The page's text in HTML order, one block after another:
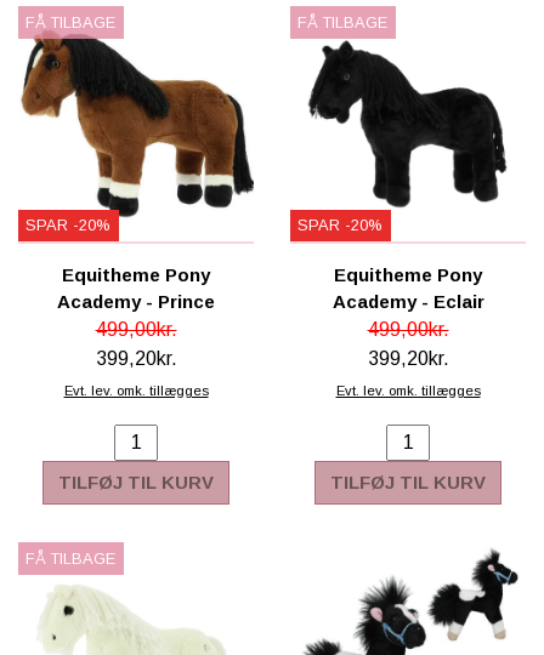
FÅ TILBAGE
SPAR -20%
Equitheme Pony
Academy - Prince
499,00kr.
399,20kr.
Evt. lev. omk. tillægges
TILFØJ TIL KURV
FÅ TILBAGE
SPAR -20%
Equitheme Pony
Academy - Eclair
499,00kr.
399,20kr.
Evt. lev. omk. tillægges
TILFØJ TIL KURV
FÅ TILBAGE